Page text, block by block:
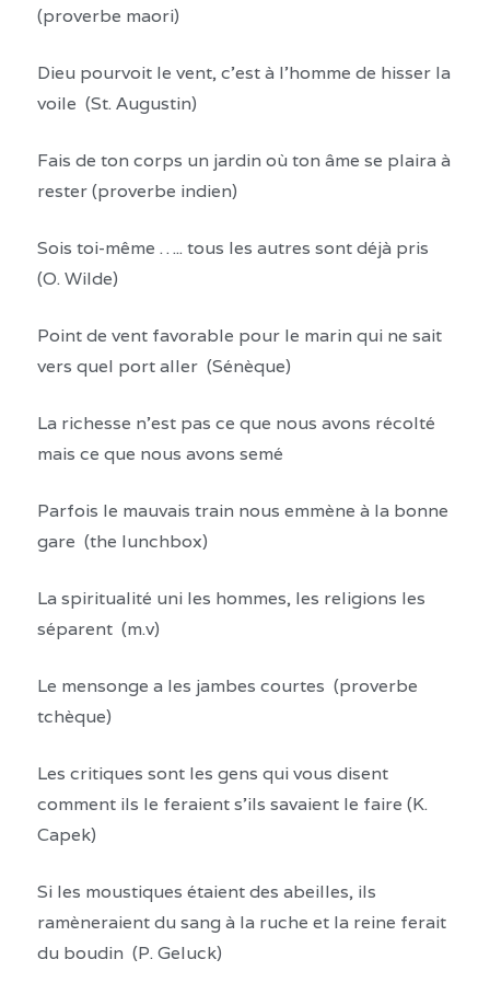
(proverbe maori)
Dieu pourvoit le vent, c’est à l’homme de hisser la
voile (St. Augustin)
Fais de ton corps un jardin où ton âme se plaira à
rester (proverbe indien)
Sois toi-même ….. tous les autres sont déjà pris
(O. Wilde)
Point de vent favorable pour le marin qui ne sait
vers quel port aller (Sénèque)
La richesse n’est pas ce que nous avons récolté
mais ce que nous avons semé
Parfois le mauvais train nous emmène à la bonne
gare (the lunchbox)
La spiritualité uni les hommes, les religions les
séparent (m.v)
Le mensonge a les jambes courtes (proverbe
tchèque)
Les critiques sont les gens qui vous disent
comment ils le feraient s’ils savaient le faire (K.
Capek)
Si les moustiques étaient des abeilles, ils
ramèneraient du sang à la ruche et la reine ferait
du boudin (P. Geluck)